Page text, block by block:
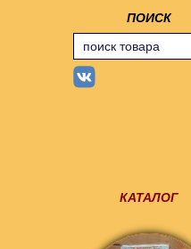
ПОИСК
КАТАЛОГ